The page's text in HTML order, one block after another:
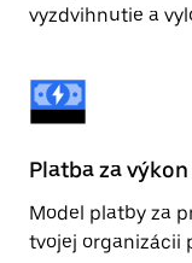
vyzdvihnutie a
Platba za výkon
Model platby za
tvojej organizácii